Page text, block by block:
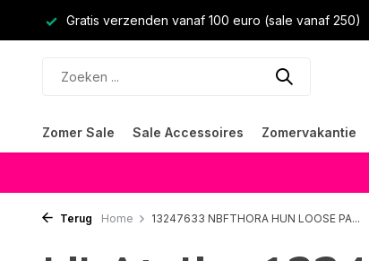
Gratis verzenden vanaf 100 euro (sale vanaf 250)
Zomer Sale Sale Accessoires Zomervakantie
Terug Home 13247633 NBFTHORA HUN LOOSE PA...